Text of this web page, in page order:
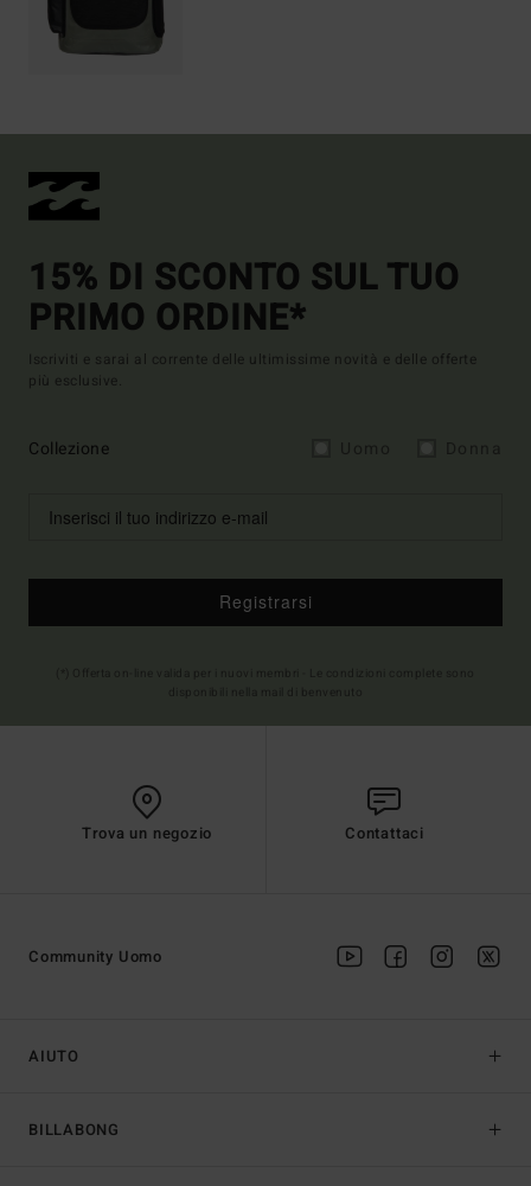
15% DI SCONTO SUL TUO
PRIMO ORDINE*
Iscriviti e sarai al corrente delle ultimissime novità e delle offerte
più esclusive.
Collezione
Registrarsi
Trova un negozio Contattaci
AIUTO
BILLABONG
Community Uomo